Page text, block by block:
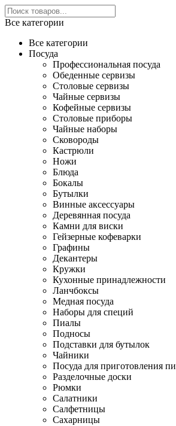
Все категории
Все категории
Посуда
Профессиональная посуда
Обеденные сервизы
Столовые сервизы
Чайные сервизы
Кофейные сервизы
Столовые приборы
Чайные наборы
Сковороды
Кастрюли
Ножи
Блюда
Бокалы
Бутылки
Винные аксессуары
Деревянная посуда
Камни для виски
Гейзерные кофеварки
Графины
Декантеры
Кружки
Кухонные принадлежности
Ланчбоксы
Медная посуда
Наборы для специй
Пиалы
Подносы
Подставки для бутылок
Чайники
Посуда для приготовления
Разделочные доски
Рюмки
Салатники
Салфетницы
Сахарницы